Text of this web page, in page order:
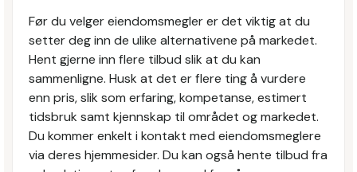
Før du velger eiendomsmegler er det viktig at du
setter deg inn de ulike alternativene på markedet.
Hent gjerne inn flere tilbud slik at du kan
sammenligne. Husk at det er flere ting å vurdere
enn pris, slik som erfaring, kompetanse, estimert
tidsbruk samt kjennskap til området og markedet.
Du kommer enkelt i kontakt med eiendomsmeglere
via deres hjemmesider. Du kan også hente tilbud fra